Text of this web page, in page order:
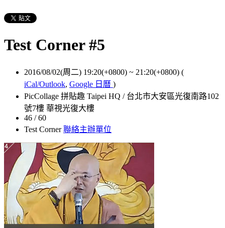
Test Corner #5
2016/08/02(周二) 19:20(+0800) ~ 21:20(+0800) (
iCal/Outlook, Google 日曆 )
PicCollage 拼貼趣 Taipei HQ / 台北市大安區光復南路102
號7樓 華視光復大樓
46 / 60
Test Corner聯絡主辦單位